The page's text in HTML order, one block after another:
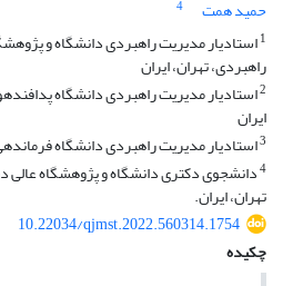
حمید همت
4
1استادیار مدیریت راهبردی دانشگاه و
راهبردی، تهران، ایران
2استادیار مدیریت راهبردی دانشگاه
ایران
3استادیار مدیریت راهبردی دانشگاه
4دانشجوی دکتری دانشگاه و پژوهشگاه عالی
تهران، ایران.
10.22034/qjmst.2022.560314.1754
چکیده